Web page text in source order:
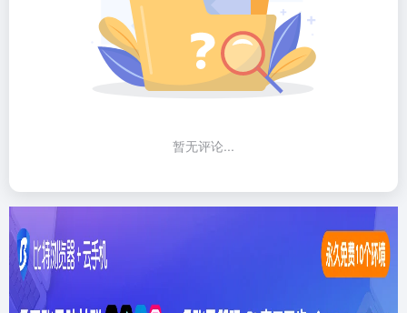
暂无评论...